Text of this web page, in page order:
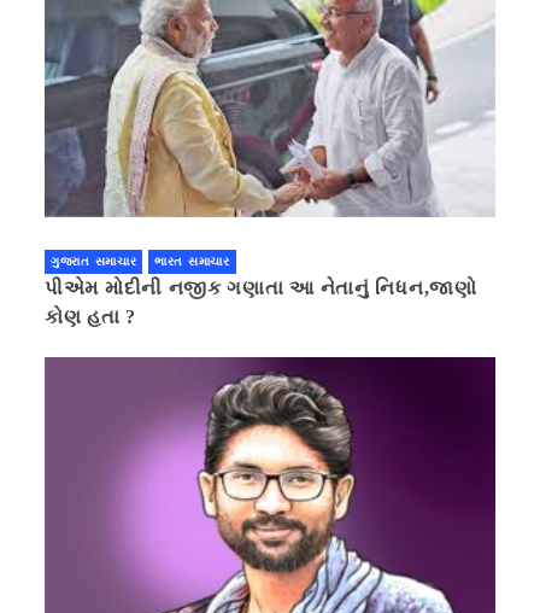
ગુજરાત સમાચાર ભારત સમાચાર
પીએમ મોદીની નજીક ગણાતા આ નેતાનું નિધન,જાણો
કોણ હતા ?